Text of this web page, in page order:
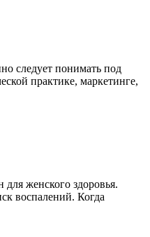
следует понимать под
практике, маркетинге,
женского здоровья.
воспалений. Когда